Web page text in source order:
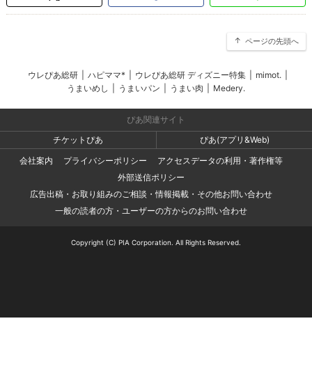
ページの先頭へ
ウレぴあ総研 ハピママ* ウレぴあ総研 ディズニー特集 mimot.
うまいめし
うまいパン うまい肉 Medery.
ぴあ関連サイト
チケットぴあ
ぴあ(アプリ&Web)
会社案内
プライバシーポリシー
アクセスデータの利用・著作権等
外部送信ポリシー
広告出稿・お取り組みのご相談・情報掲載・その他お問い合わせ
一般の読者の方・ユーザーの方からのお問い合わせ
Copyright (C) PIA Corporation. All Rights Reserved.